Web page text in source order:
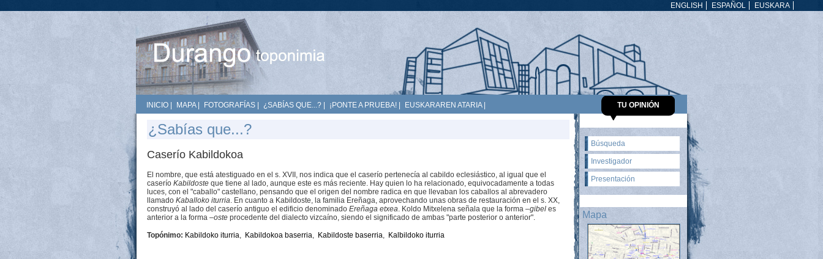
EUSKARA
ESPAÑOL
ENGLISH
INICIO MAPA| FOTOGRAFÍAS ¿SABÍAS QUE...? ¡PONTE A PRUEBA! EUSKARAREN ATARIA| TU OPINIÓN
¿Sabías que...?
Caserío Kabildokoa
El nombre, que está atestiguado en el s. XVII, nos indica que el caserío pertenecía al cabildo eclesiástico, al igual que el
caserío Kabildoste que tiene al lado, aunque este es más reciente. Hay quien lo ha relacionado, equivocadamente a todas
luces, con el "caballo" castellano, pensando que el origen del nombre radica en que llevaban los caballos al abrevadero
llamado Kaballoko iturria. En cuanto a Kabildoste, la familia Ereñaga, aprovechando unas obras de restauración en el s. XX,
construyó al lado del caserío antiguo el edificio denominado Ereñaga etxea. Koldo Mitxelena señala que la forma –gibel es
anterior a la forma –oste procedente del dialecto vizcaíno, siendo el significado de ambas "parte posterior o anterior".
Topónimo: Kabildoko iturria, Kabildokoa baserria, Kabildoste baserria, Kalbildoko iturria
Búsqueda
Investigador
Presentación
Mapa